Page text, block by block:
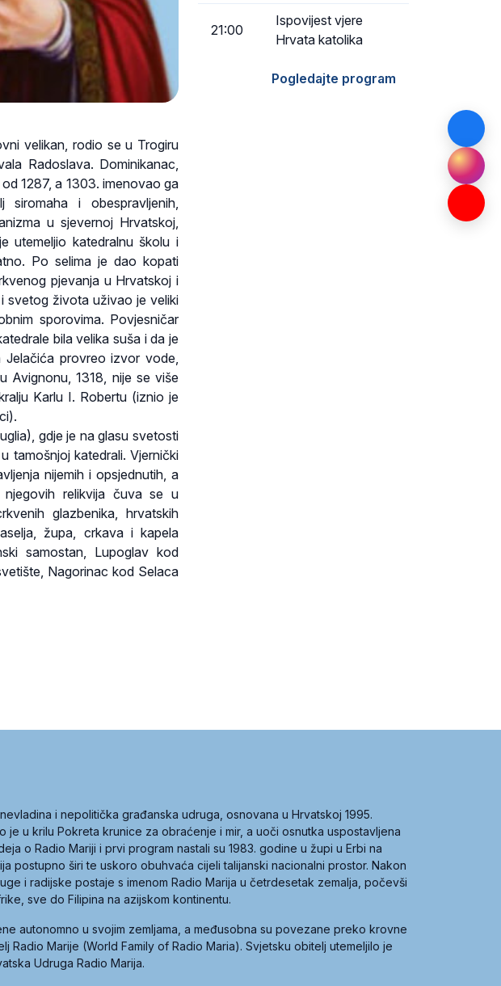
velikan, rodio se u Trogiru
Radoslava. Dominikanac,
1287, a 1303. imenovao ga
siromaha i obespravljenih,
u sjevernoj Hrvatskoj,
utemeljio katedralnu školu i
Po selima je dao kopati
pjevanja u Hrvatskoj i
svetog života uživao je veliki
sporovima. Povjesničar
bila velika suša i da je
provreo izvor vode,
Avignonu, 1318, nije se više
Karlu I. Robertu (iznio je
gdje je na glasu svetosti
tamošnjoj katedrali. Vjernički
nijemih i opsjednutih, a
relikvija čuva se u
glazbenika, hrvatskih
župa, crkava i kapela
samostan, Lupoglav kod
Nagorinac kod Selaca
21:00
Ispovijest vjere
Hrvata katolika
Pogledajte program
i nepolitička građanska udruga, osnovana u Hrvatskoj 1995.
je u krilu Pokreta krunice za obraćenje i mir, a uoči osnutka uspostavljena
o Radio Mariji i prvi program nastali su 1983. godine u župi u Erbi na
postupno širi te uskoro obuhvaća cijeli talijanski nacionalni prostor. Nakon
i radijske postaje s imenom Radio Marija u četrdesetak zemalja, počevši
sve do Filipina na azijskom kontinentu.
autonomno u svojim zemljama, a međusobna su povezane preko krovne
Radio Marije (World Family of Radio Maria). Svjetsku obitelj utemeljilo je
Udruga Radio Marija.